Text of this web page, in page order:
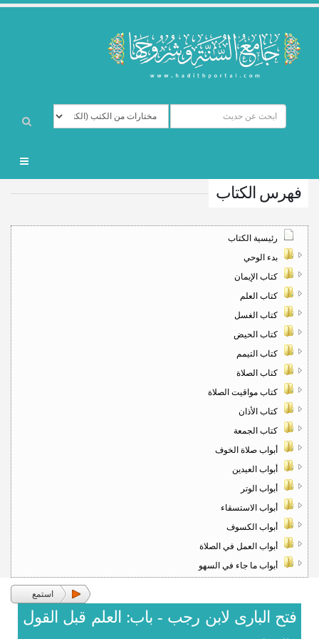
فهرس الكتاب
رئيسية الكتاب
بدء الوحي
كتاب الإيمان
كتاب العلم
كتاب الغسل
كتاب الحيض
كتاب التيمم
كتاب الصلاة
كتاب مواقيت الصلاة
كتاب الأذان
كتاب الجمعة
أبواب صلاة الخوف
أبواب العيدين
أبواب الوتر
أبواب الاستسقاء
أبواب الكسوف
أبواب العمل في الصلاة
أبواب ما جاء في السهو
استمع
فتح البارى لابن رجب - باب: العلم قبل القول